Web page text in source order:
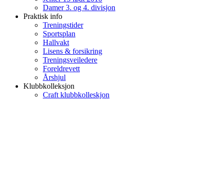
Damer 3. og 4. divisjon
Praktisk info
Treningstider
Sportsplan
Hallvakt
Lisens & forsikring
Treningsveiledere
Foreldrevett
Årshjul
Klubbkolleksjon
Craft klubbkolleskjon